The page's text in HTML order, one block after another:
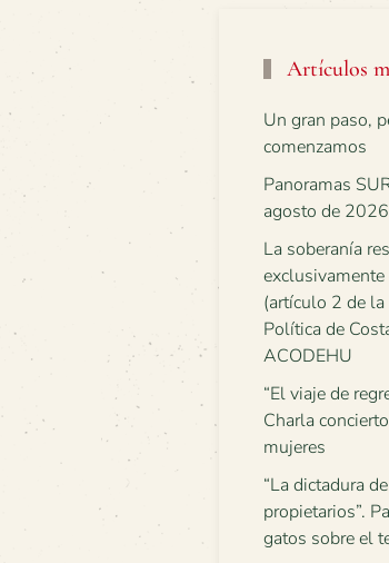
Artículos
Un gran paso,
comenzamos
Panoramas
agosto de 2026
La soberanía
(artículo 2 de
Política de
ACODEHU
“El viaje de
Charla
mujeres
“La dictadura
propietarios”.
gatos sobre el